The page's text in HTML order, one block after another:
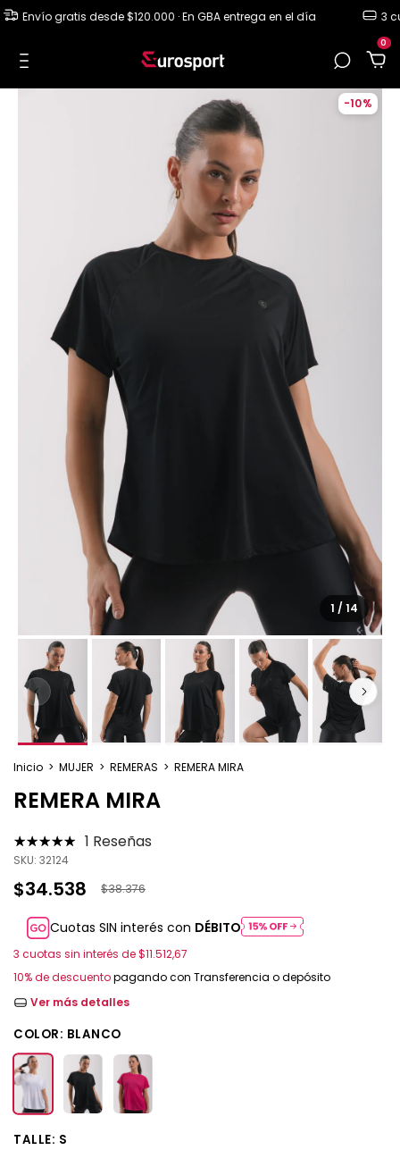
Envío gratis desde $120.000 · En GBA entrega en el día 3
0
-10%
1 / 14
Inicio > MUJER > REMERAS > REMERA MIRA
REMERA MIRA
1 Reseñas
SKU: 32124
$34.538 $38.376
Cuotas SIN interés con DÉBITO
3 cuotas sin interés de$11.512,67
10% de descuentopagando con Transferencia o depósito
Ver más detalles
COLOR: BLANCO
TALLE: S